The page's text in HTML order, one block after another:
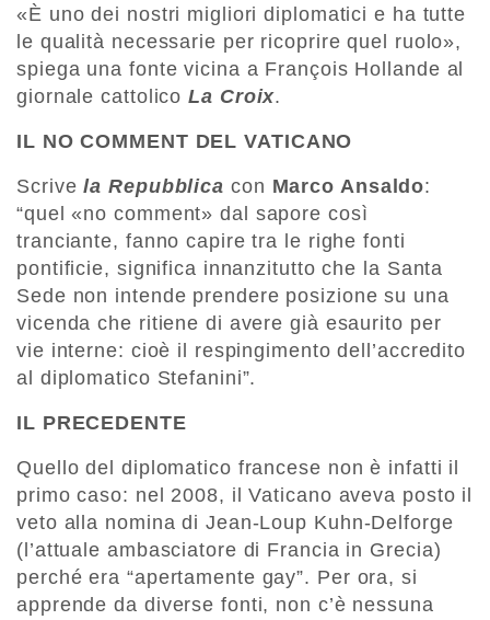
«È uno dei nostri migliori diplomatici e ha tutte
le qualità necessarie per ricoprire quel ruolo»,
spiega una fonte vicina a François Hollande al
giornale cattolicoLa Croix.
IL NO COMMENT DEL VATICANO
Scrivela Repubblica con Marco Ansaldo:
“quel «no comment» dal sapore così
tranciante, fanno capire tra le righe fonti
pontificie, significa innanzitutto che la Santa
Sede non intende prendere posizione su una
vicenda che ritiene di avere già esaurito per
vie interne: cioè il respingimento dell’accredito
al diplomatico Stefanini”.
IL PRECEDENTE
Quello del diplomatico francese non è infatti il
primo caso: nel 2008, il Vaticano aveva posto il
veto alla nomina di Jean-Loup Kuhn-Delforge
(l’attuale ambasciatore di Francia in Grecia)
perché era “apertamente gay”. Per ora, si
apprende da diverse fonti, non c’è nessuna